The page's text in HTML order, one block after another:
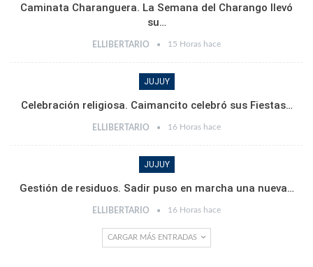
Caminata Charanguera. La Semana del Charango llevó
su…
ELLIBERTARIO 15 Horas hace
JUJUY
Celebración religiosa. Caimancito celebró sus Fiestas…
ELLIBERTARIO 16 Horas hace
JUJUY
Gestión de residuos. Sadir puso en marcha una nueva…
ELLIBERTARIO 16 Horas hace
CARGAR MÁS ENTRADAS